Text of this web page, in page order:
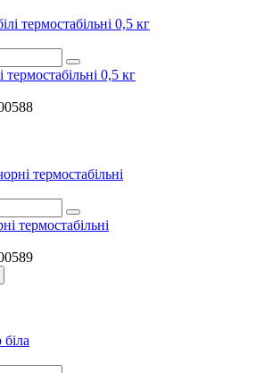
термостабільні 0,5 кг
термостабільні